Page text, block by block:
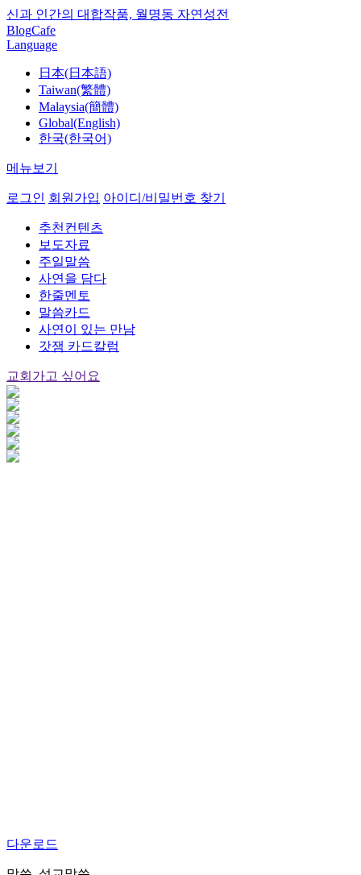
신과 인간의 대합작품, 월명동 자연성전
BlogCafe
Language
日本(日本語)
Taiwan(繁體)
Malaysia(簡體)
Global(English)
한국(한국어)
메뉴보기
로그인 회원가입 아이디/비밀번호 찾기
추천컨텐츠
보도자료
주일말씀
사연을 담다
한줄멘토
말씀카드
사연이 있는 만남
갓잼 카드칼럼
교회가고 싶어요
다운로드